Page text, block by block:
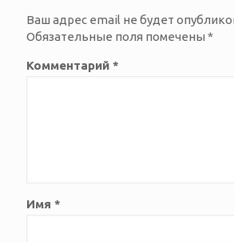
Ваш адрес email не будет
Обязательные поля помечены *
Комментарий *
Имя *